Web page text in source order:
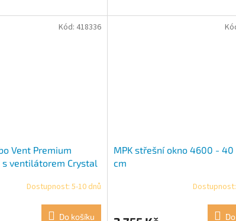
Vent Premium
ventilátorem Crystal
Dostupnost: 5-10 dnů
Do košíku
Kód: 418336
MPK střešní okno 4600 -
cm